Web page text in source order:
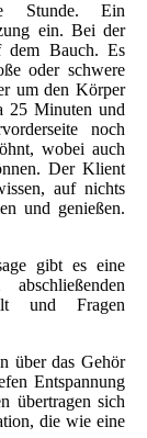
Stunde. Ein
ein. Bei der
dem Bauch. Es
oder schwere
um den Körper
25 Minuten und
noch
wobei auch
Der Klient
auf nichts
und genießen.
gibt es eine
und Fragen
über das Gehör
Entspannung
übertragen sich
die wie eine